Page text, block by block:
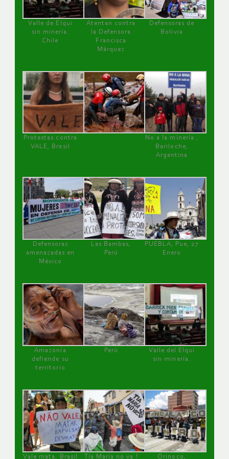
Valle de Elqui
sin minería.
Chile
Atentan contra
la Defensora
Francisca
Márquez
Defensoras de
Bolivia
Protestas contra
VALE, Brasil
No a la minería ,
Bariloche,
Argentina
Defensoras
amenazadas en
México
Las Bambas,
Perú
PUEBLA, Pue, 27
Enero
Amazonía
defiende su
territorio
Perú
Valle del Elqui
sin minería.
Vale mata, Brasil Tía María no va ! Orinoco,